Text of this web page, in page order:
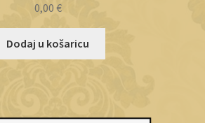
0,00 €
Dodaj u košaricu